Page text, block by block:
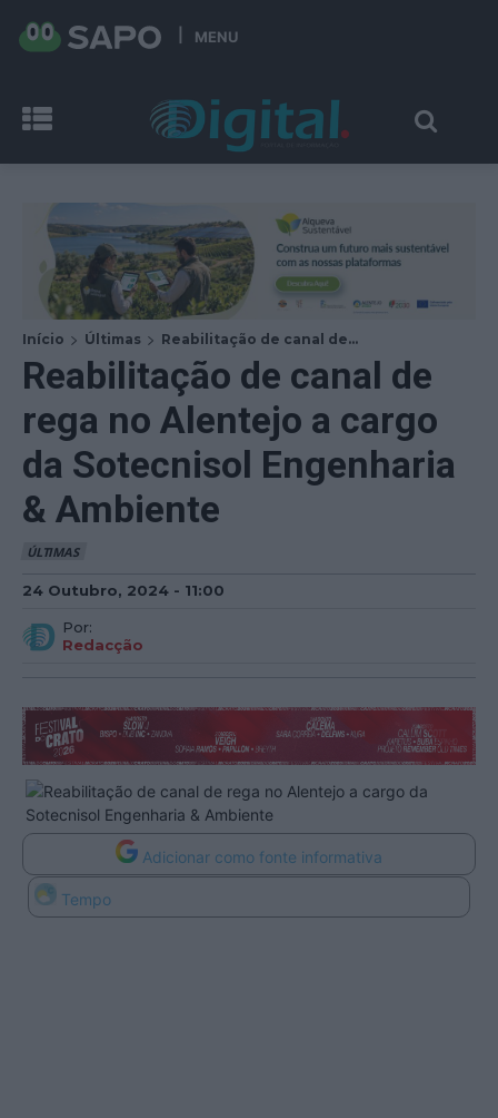
MENU
Início Últimas Reabilitação de canal de...
Reabilitação de canal de
rega no Alentejo a cargo
da Sotecnisol Engenharia
& Ambiente
ÚLTIMAS
24 Outubro, 2024 - 11:00
Por:
Redacção
Adicionar como fonte informativa
Tempo